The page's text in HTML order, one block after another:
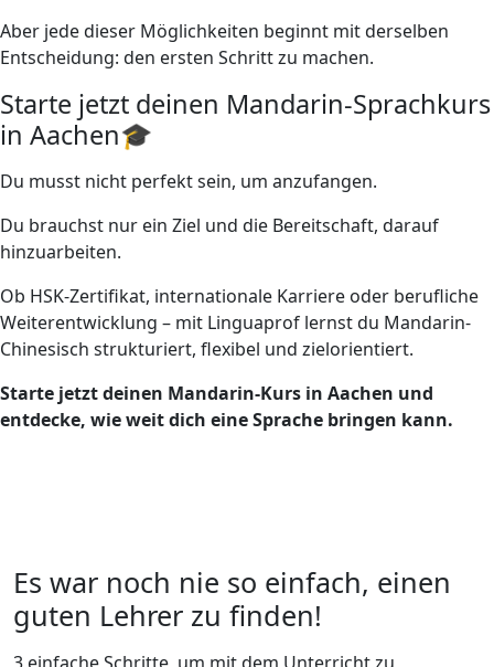
Aber jede dieser Möglichkeiten beginnt mit derselben
Entscheidung: den ersten Schritt zu machen.
Starte jetzt deinen Mandarin-Sprachkurs
in Aachen🎓
Du musst nicht perfekt sein, um anzufangen.
Du brauchst nur ein Ziel und die Bereitschaft, darauf
hinzuarbeiten.
Ob HSK-Zertifikat, internationale Karriere oder berufliche
Weiterentwicklung – mit Linguaprof lernst du Mandarin-
Chinesisch strukturiert, flexibel und zielorientiert.
Starte jetzt deinen Mandarin-Kurs in Aachen und
entdecke, wie weit dich eine Sprache bringen kann.
Es war noch nie so einfach, einen
guten Lehrer zu finden!